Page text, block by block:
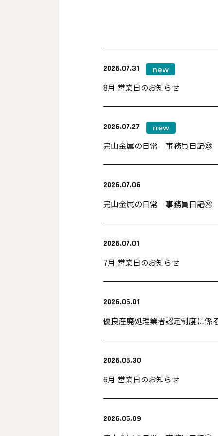
2026.07.31
8月 営業日のお知らせ
2026.07.27
完山金属の日常 事務員日記㉕
2026.07.06
完山金属の日常 事務員日記㉔
2026.07.01
7月 営業日のお知らせ
2026.06.01
優良産廃処理業者認定制度に係
2026.05.30
6月 営業日のお知らせ
2026.05.09